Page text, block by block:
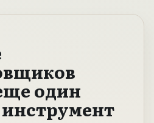
один